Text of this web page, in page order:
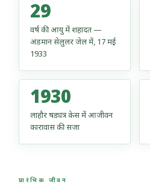
29
वर्ष की आयु में शहादत —
अंडमान सेलुलर जेल में, 17 मई
1933
1930
लाहौर षड्यंत्र केस में आजीवन
कारावास की सजा
प्रारंभिक जीवन